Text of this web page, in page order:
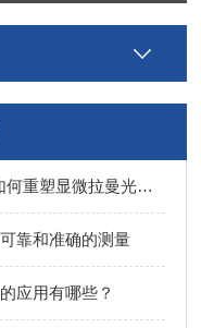
Horiba T64000显微拉曼光谱仪如何重塑显微拉曼光谱的“视界”？
靠和准确的测量
应用有哪些？